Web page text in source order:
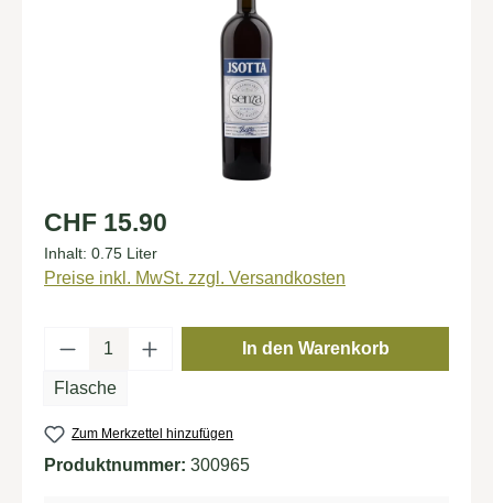
Regulärer Preis:
CHF 15.90
Inhalt: 0.75 Liter
Preise inkl. MwSt. zzgl. Versandkosten
Produkt Anzahl: Gib den gewünschten
Flasche
In den Warenkorb
Zum Merkzettel hinzufügen
Produktnummer: 300965